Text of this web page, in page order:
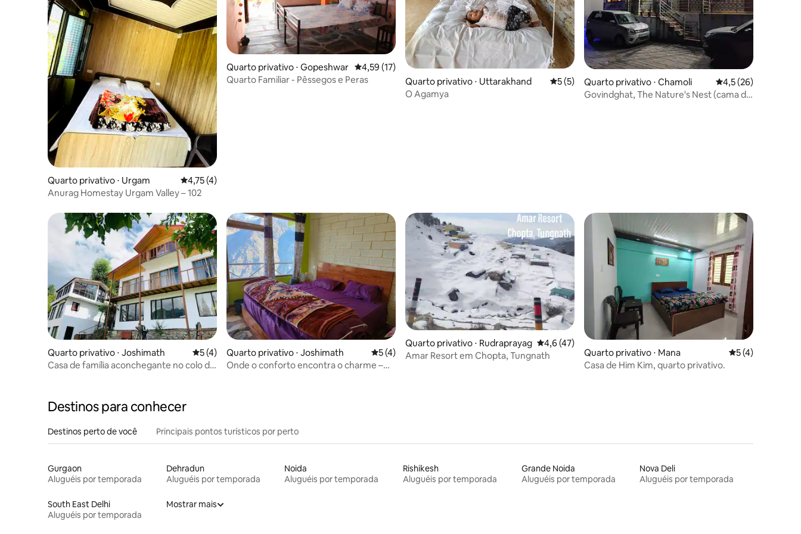
Quarto privativo ⋅ Urgam 4,75 de uma avaliação média de 5, 4 avaliações
4,75 (4)
Anurag Homestay Urgam Valley – 102
Quarto privativo ⋅ Gopeshwar 4,59 de uma avaliação média de 5, 17 avaliações
4,59 (17)
Quarto Familiar - Pêssegos e Peras
Quarto privativo ⋅ Uttarakhand 5 de uma avaliação média de 5, 5 avaliações
5 (5)
O Agamya
Quarto privativo ⋅ Chamoli 4,5 de uma
4,5 (26)
Govindghat, The Nature's Nest (cama de
Quarto privativo ⋅ Joshimath 5 de uma avaliação média de 5, 4 avaliações
5 (4)
Casa de família aconchegante no colo do
Quarto privativo ⋅ Joshimath 5 de uma avaliação média de 5, 4 avaliações
5 (4)
Onde o conforto encontra o charme –
Quarto privativo ⋅ Rudraprayag 4,6 de uma avaliação média de 5, 47 avaliações
4,6 (47)
Amar Resort em Chopta, Tungnath
Quarto privativo ⋅ Mana 5 de uma
5 (4)
Casa de Him Kim, quarto privativo.
Destinos para conhecer
Destinos perto de você Principais pontos turísticos por perto
Gurgaon
Aluguéis por temporada
Dehradun
Aluguéis por temporada
Noida
Aluguéis por temporada
Rishikesh
Aluguéis por temporada
Grande Noida
Aluguéis por temporada
Nova Deli
Aluguéis por temporada
South East Delhi
Aluguéis por temporada
Mostrar mais